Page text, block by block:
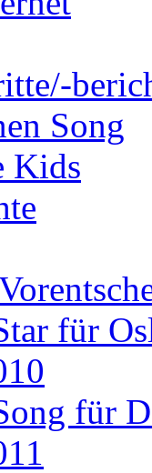
Song
Kids
für
für